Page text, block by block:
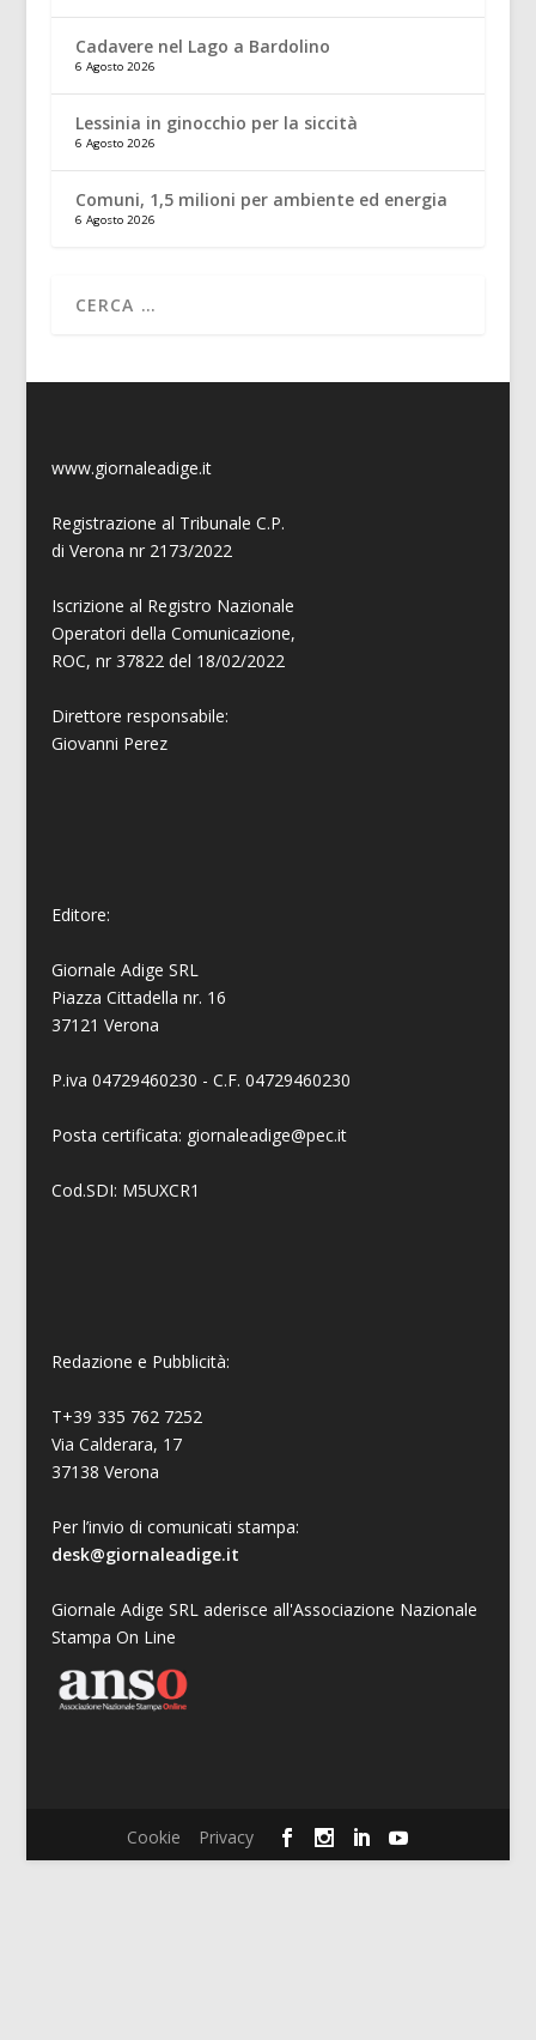
Cadavere nel Lago a Bardolino
6 Agosto 2026
Lessinia in ginocchio per la siccità
6 Agosto 2026
Comuni, 1,5 milioni per ambiente ed energia
6 Agosto 2026
www.giornaleadige.it
Registrazione al Tribunale C.P.
di Verona nr 2173/2022
Iscrizione al Registro Nazionale
Operatori della Comunicazione,
ROC, nr 37822 del 18/02/2022
Direttore responsabile:
Giovanni Perez
Editore:
Giornale Adige SRL
Piazza Cittadella nr. 16
37121 Verona
P.iva 04729460230 - C.F. 04729460230
Posta certificata: giornaleadige@pec.it
Cod.SDI: M5UXCR1
Redazione e Pubblicità:
T+39 335 762 7252
Via Calderara, 17
37138 Verona
Per l’invio di comunicati stampa:
desk@giornaleadige.it
Giornale Adige SRL aderisce all'Associazione Nazionale
Stampa On Line
Cookie Privacy